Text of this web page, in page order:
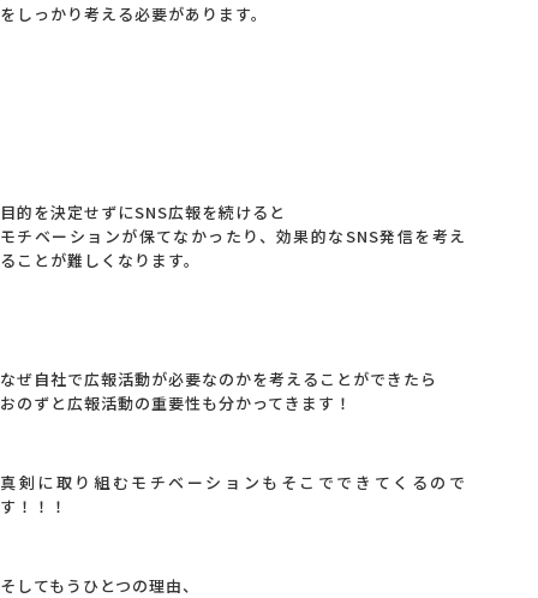
をしっかり考える必要があります。
目的を決定せずにSNS広報を続けると
モチベーションが保てなかったり、効果的なSNS発信を考え
ることが難しくなります。
なぜ自社で広報活動が必要なのかを考えることができたら
おのずと広報活動の重要性も分かってきます！
真剣に取り組むモチベーションもそこでできてくるので
す！！！
そしてもうひとつの理由、